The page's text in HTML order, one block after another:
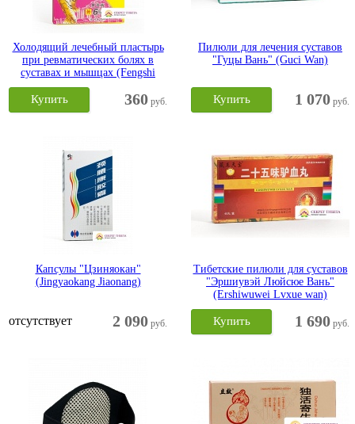
Холодящий лечебный пластырь
при ревматических болях в
суставах и мышцах (Fengshi
Guanjie Buwei Yiyong Lengfu
360 руб.
Купить
Пилюли для лечения суставов
"Гуцы Вань" (Guci Wan)
1 070 руб.
Купить
Капсулы "Цзиняокан"
(Jingyaokang Jiaonang)
2 090 руб.
отсутствует
Тибетские пилюли для суставов
"Эршиувэй Люйсюе Вань"
(Ershiwuwei Lvxue wan)
1 690 руб.
Купить